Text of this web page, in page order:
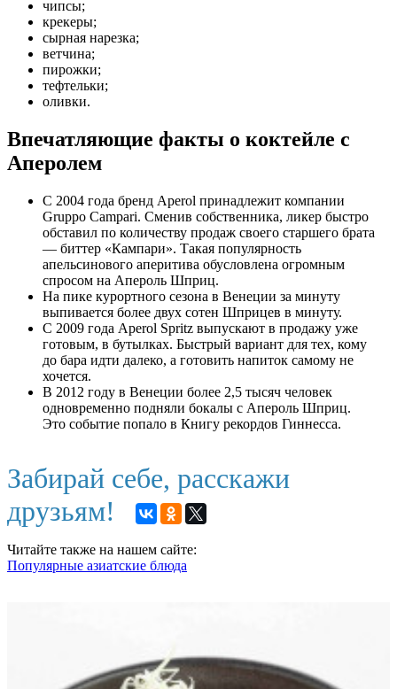
чипсы;
крекеры;
сырная нарезка;
ветчина;
пирожки;
тефтельки;
оливки.
Впечатляющие факты о коктейле с
Аперолем
С 2004 года бренд Aperol принадлежит компании
Gruppo Campari. Сменив собственника, ликер быстро
обставил по количеству продаж своего старшего брата
— биттер «Кампари». Такая популярность
апельсинового аперитива обусловлена огромным
спросом на Апероль Шприц.
На пике курортного сезона в Венеции за минуту
выпивается более двух сотен Шприцев в минуту.
С 2009 года Aperol Spritz выпускают в продажу уже
готовым, в бутылках. Быстрый вариант для тех, кому
до бара идти далеко, а готовить напиток самому не
хочется.
В 2012 году в Венеции более 2,5 тысяч человек
одновременно подняли бокалы с Апероль Шприц.
Это событие попало в Книгу рекордов Гиннесса.
Забирай себе, расскажи
друзьям!
Читайте также на нашем сайте:
Популярные азиатские блюда